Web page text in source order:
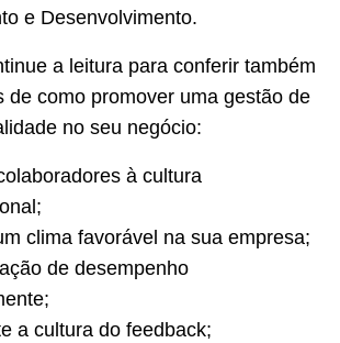
e Desenvolvimento.
a leitura para conferir também
de como promover uma gestão de
no seu negócio:
à cultura
clima favorável na sua empresa;
de desempenho
a cultura do feedback;